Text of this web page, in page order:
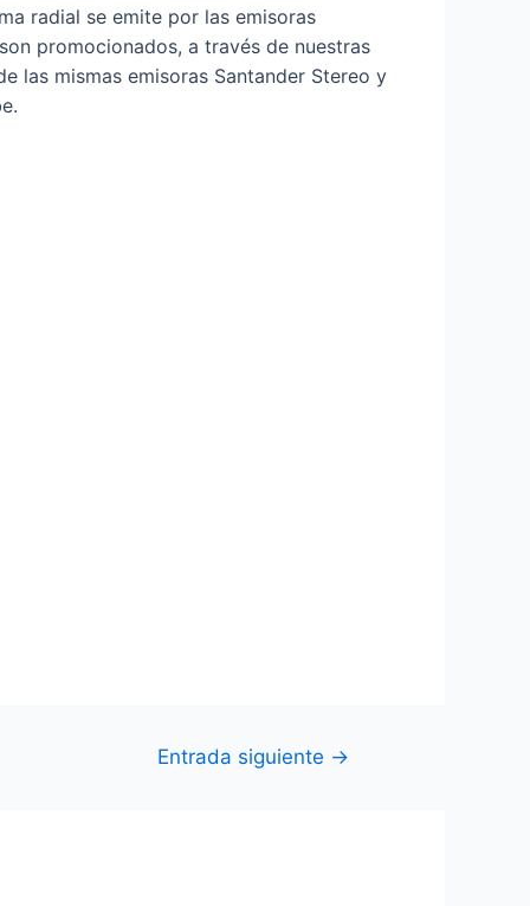
radial se emite por las emisoras
promocionados, a través de nuestras
las mismas emisoras Santander Stereo y
Entrada siguiente →